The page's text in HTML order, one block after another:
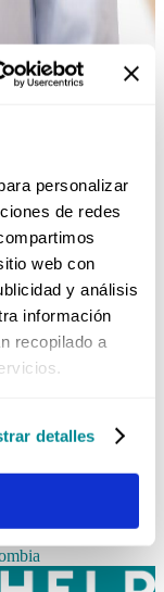
personalizar
de redes
web con
y análisis
información
recopilado a
detalles